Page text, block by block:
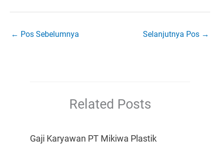
← Pos Sebelumnya Selanjutnya Pos →
Related Posts
Gaji Karyawan PT Mikiwa Plastik